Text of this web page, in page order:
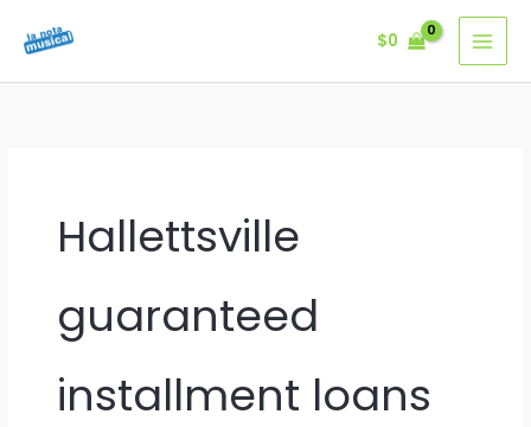
$0
Hallettsville
guaranteed
installment loans